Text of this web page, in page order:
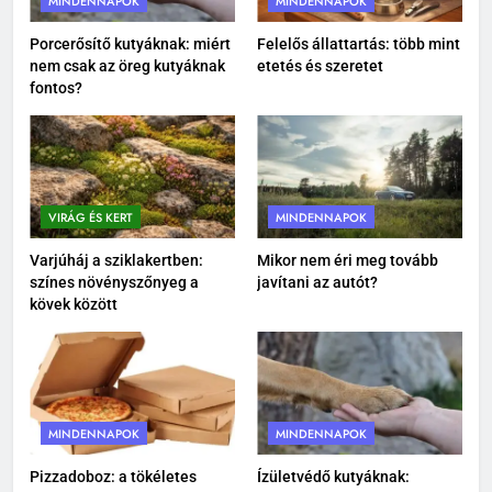
1
Megittál két pohárral, és
rollerrel mennél haza? Ez lehet
2
Iratrendező mappa használata:
így alakíts ki átlátható
dokumentumkezelést
MINDENNAPOK
3
Porcerősítő kutyáknak: miért
nem csak az öreg kutyáknak
fontos?
MINDENNAPOK
4
Felelős állattartás: több mint
Porcerősítő kutyáknak: miért
nem csak az öreg kutyáknak
fontos?
Felelős állattartás: több mint
etetés és szeretet
VIRÁG ÉS KERT
Varjúháj a sziklakertben:
színes növényszőnyeg a
kövek között
MINDENNAPOK
Mikor nem éri meg tovább
javítani az autót?
MINDENNAPOK
Pizzadoboz: a tökéletes
MINDENNAPOK
Ízületvédő kutyáknak: